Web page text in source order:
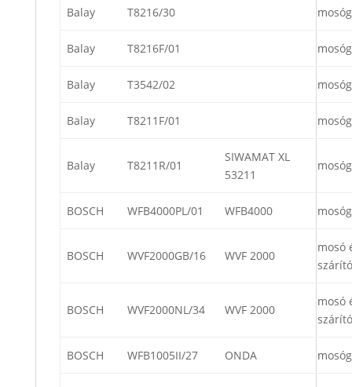
Balay T8216/30
Balay T8216F/01
Balay T3542/02
Balay T8211F/01
Balay T8211R/01
SIWAMAT XL
53211
BOSCH WFB4000PL/01 WFB4000
BOSCH WVF2000GB/16 WVF 2000
mosó
BOSCH WVF2000NL/34 WVF 2000
mosó
BOSCH WFB1005II/27 ONDA